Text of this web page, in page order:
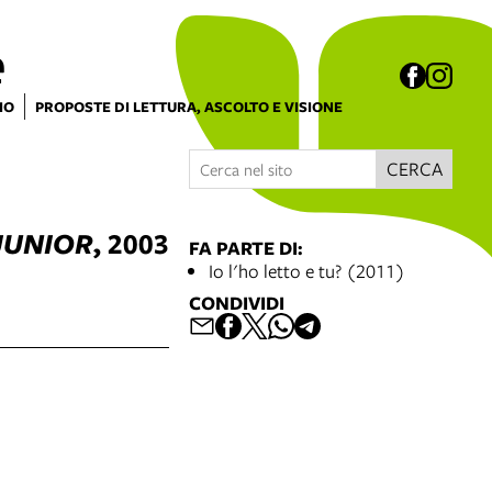
PROPOSTE DI LETTURA, ASCOLTO E VISIONE
CERCA
, 2003
FA PARTE DI:
Io l'ho letto e tu? (2011)
CONDIVIDI